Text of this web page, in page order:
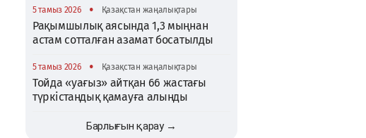
5 тамыз 2026 • Қазақстан жаңалықтары
Рақымшылық аясында 1,3 мыңнан
астам сотталған азамат босатылды
5 тамыз 2026 • Қазақстан жаңалықтары
Тойда «уағыз» айтқан 66 жастағы
түркістандық қамауға алынды
Барлығын қарау →